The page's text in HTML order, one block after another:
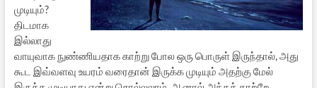
முடியும்?
திடமாக
இல்லாது
வாயுவாக நுண்ணியதாக காற்று போல ஒரு பொருள் இருந்தால், அது
கூட இவ்வளவு உயரம் வரைதான் இருக்க முடியும் அதற்கு மேல்